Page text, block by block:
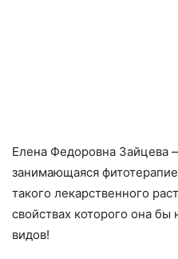
Елена Федоровна Зайцева
занимающаяся
такого лекарственного
свойствах которого она бы
видов!